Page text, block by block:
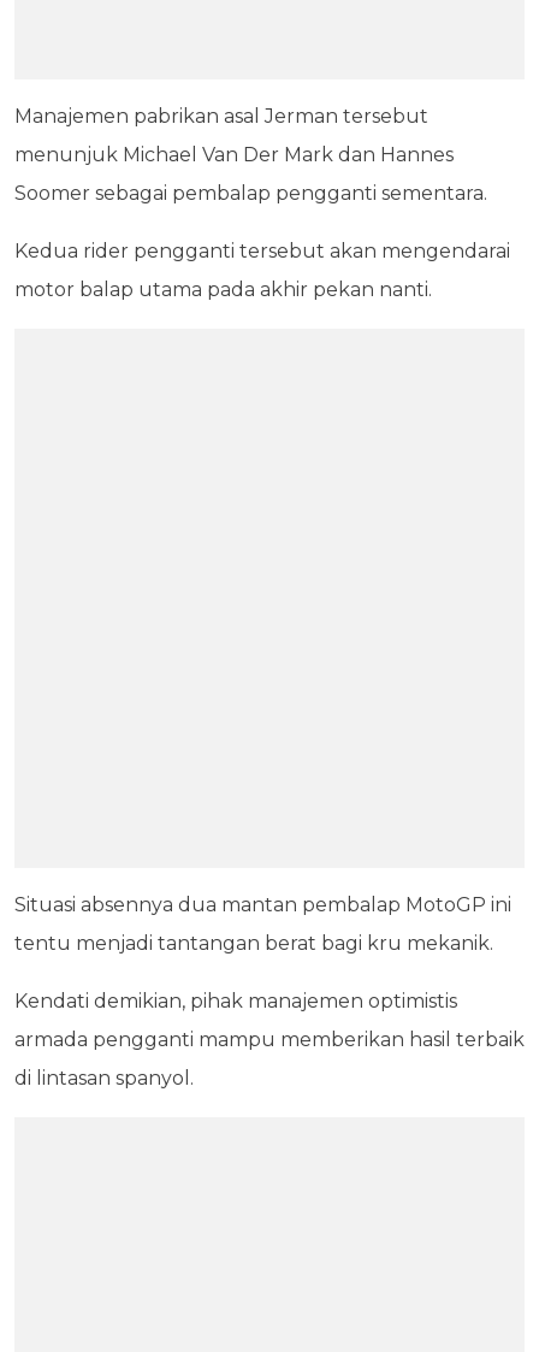
Manajemen pabrikan asal Jerman tersebut
menunjuk Michael Van Der Mark dan Hannes
Soomer sebagai pembalap pengganti sementara.
Kedua rider pengganti tersebut akan mengendarai
motor balap utama pada akhir pekan nanti.
Situasi absennya dua mantan pembalap MotoGP ini
tentu menjadi tantangan berat bagi kru mekanik.
Kendati demikian, pihak manajemen optimistis
armada pengganti mampu memberikan hasil terbaik
di lintasan spanyol.